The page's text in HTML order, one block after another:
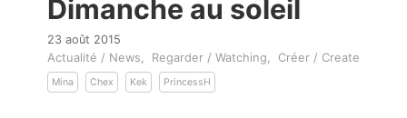
Dimanche au soleil
23 août 2015
Actualité / News Regarder / Watching Créer / Create
Mina Chex Kek PrincessH